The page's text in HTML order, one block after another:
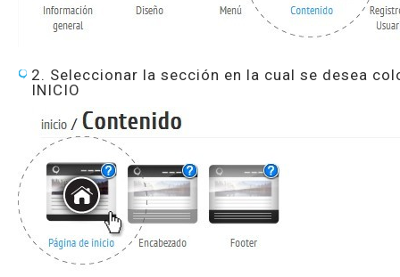
2. Seleccionar la sección en la cual se desea
INICIO